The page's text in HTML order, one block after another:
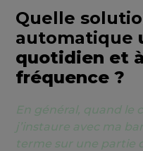
Quelle
automatique
quotidien et
fréquence ?
En général, quand le
j’instaure avec ma
terme sur une partie